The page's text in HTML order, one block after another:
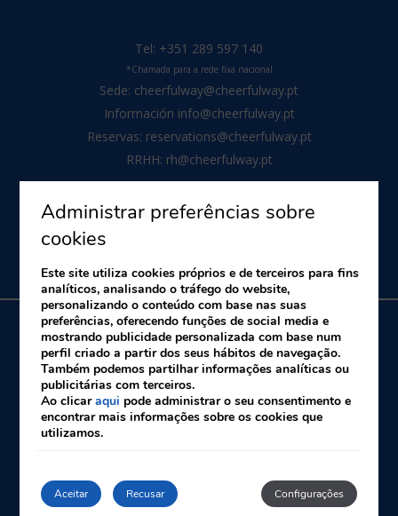
Tel: +351 289 597 140
*Chamada para a rede fixa nacional
Sede: cheerfulway@cheerfulway.pt
Información info@cheerfulway.pt
Reservas: reservations@cheerfulway.pt
RRHH: rh@cheerfulway.pt
Sobre nós Notícia legal
Política de Cookies
Livro de Reclamações
RAL
Desenvolvido por mirai
Administrar preferências sobre
cookies
Este site utiliza cookies próprios e de terceiros para fins
analíticos, analisando o tráfego do website,
personalizando o conteúdo com base nas suas
preferências, oferecendo funções de social media e
mostrando publicidade personalizada com base num
perfil criado a partir dos seus hábitos de navegação.
Também podemos partilhar informações analíticas ou
publicitárias com terceiros.
Ao clicaraqui pode administrar o seu consentimento e
encontrar mais informações sobre os cookies que
utilizamos.
Aceitar Configurações
Recusar